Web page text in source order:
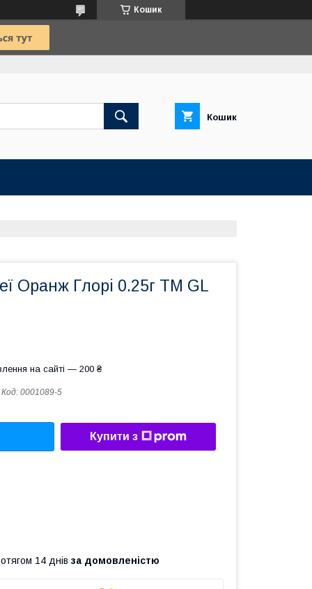
Кошик
Кошик
Оранж Глорi 0.25г TM GL
на сайті — 200 ₴
Код: 0001089-5
Купити з
14 днів за домовленістю